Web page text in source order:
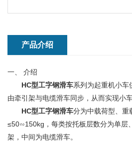
产品介绍
一、 介绍
HC型工字钢滑车系列为起重机小车
由牵引架与电缆滑车同步，从而实现小车
HC型工字钢滑车分为中载荷型、
≤50∽150kg，每类按托板层数分为单层
架，中间为电缆滑车。